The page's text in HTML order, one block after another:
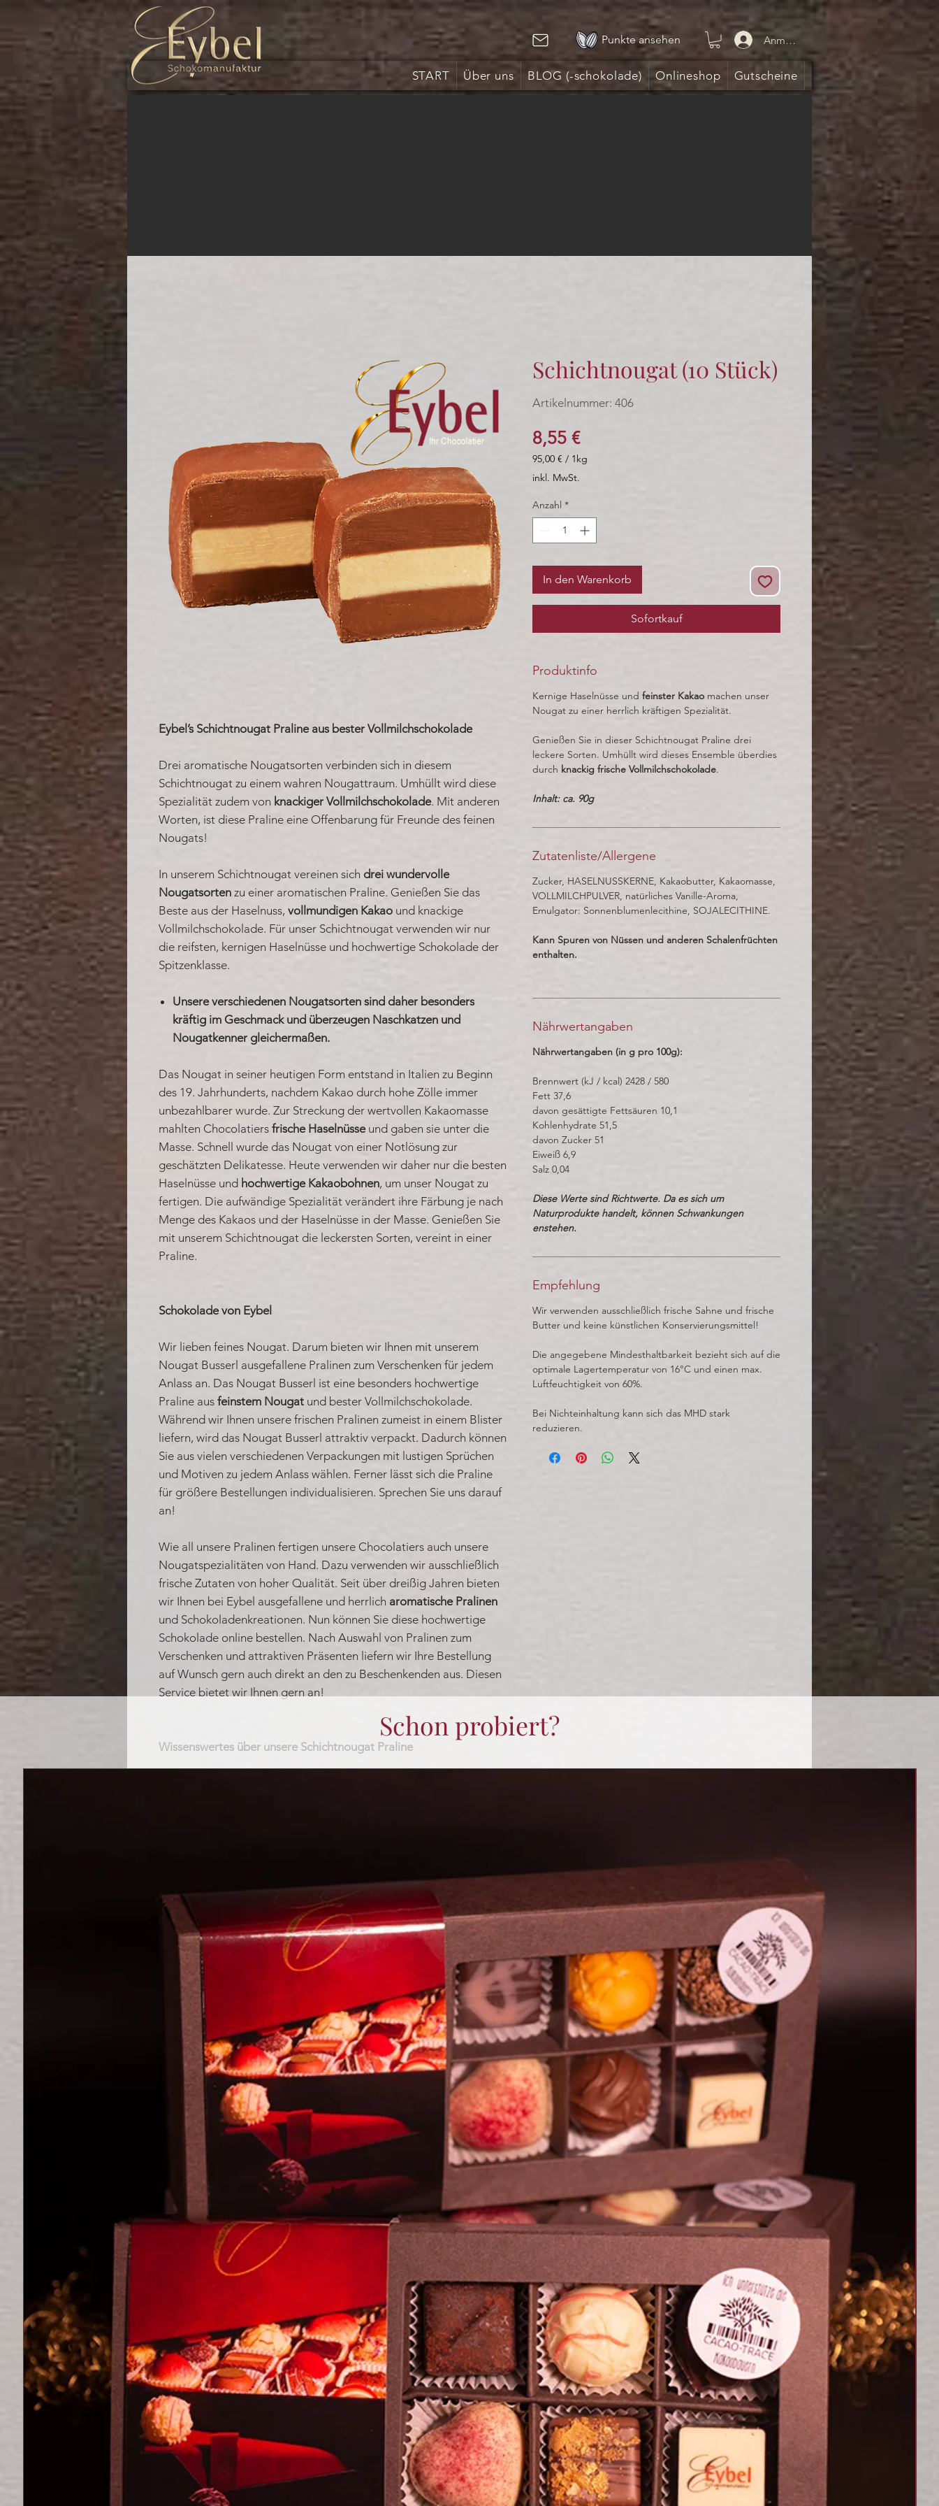
Punkte ansehen Anmelden
START Über uns BLOG (-schokolade) Onlineshop Gutscheine
Eybel’s Schichtnougat Praline aus bester Vollmilchschokolade
Drei aromatische Nougatsorten verbinden sich in diesem
Schichtnougat zu einem wahren Nougattraum. Umhüllt wird diese
Spezialität zudem von knackiger Vollmilchschokolade. Mit anderen
Worten, ist diese Praline eine Offenbarung für Freunde des feinen
Nougats!
In unserem Schichtnougat vereinen sich drei wundervolle
Nougatsorten zu einer aromatischen Praline. Genießen Sie das
Beste aus der Haselnuss, vollmundigen Kakao und knackige
Vollmilchschokolade. Für unser Schichtnougat verwenden wir nur
die reifsten, kernigen Haselnüsse und hochwertige Schokolade der
Spitzenklasse.
Unsere verschiedenen Nougatsorten sind daher besonders
kräftig im Geschmack und überzeugen Naschkatzen und
Nougatkenner gleichermaßen.
Das Nougat in seiner heutigen Form entstand in Italien zu Beginn
des 19. Jahrhunderts, nachdem Kakao durch hohe Zölle immer
unbezahlbarer wurde. Zur Streckung der wertvollen Kakaomasse
mahlten Chocolatiers frische Haselnüsseund gaben sie unter die
Masse. Schnell wurde das Nougat von einer Notlösung zur
geschätzten Delikatesse. Heute verwenden wir daher nur die besten
Haselnüsse und hochwertige Kakaobohnen, um unser Nougat zu
fertigen. Die aufwändige Spezialität verändert ihre Färbung je nach
Menge des Kakaos und der Haselnüsse in der Masse. Genießen Sie
mit unserem Schichtnougat die leckersten Sorten, vereint in einer
Praline.
Schokolade von Eybel
Wir lieben feines Nougat. Darum bieten wir Ihnen mit unserem
Nougat Busserl ausgefallene Pralinen zum Verschenken für jedem
Anlass an. Das Nougat Busserl ist eine besonders hochwertige
Praline aus feinstem Nougat und bester Vollmilchschokolade.
Während wir Ihnen unsere frischen Pralinen zumeist in einem Blister
liefern, wird das Nougat Busserl attraktiv verpackt. Dadurch können
Sie aus vielen verschiedenen Verpackungen mit lustigen Sprüchen
und Motiven zu jedem Anlass wählen. Ferner lässt sich die Praline
für größere Bestellungen individualisieren. Sprechen Sie uns darauf
an!
Wie all unsere Pralinen fertigen unsere Chocolatiers auch unsere
Nougatspezialitäten von Hand. Dazu verwenden wir ausschließlich
frische Zutaten von hoher Qualität. Seit über dreißig Jahren bieten
wir Ihnen bei Eybel ausgefallene und herrlich aromatische Pralinen
und Schokoladenkreationen. Nun können Sie diese hochwertige
Schokolade online bestellen. Nach Auswahl von Pralinen zum
Verschenken und attraktiven Präsenten liefern wir Ihre Bestellung
auf Wunsch gern auch direkt an den zu Beschenkenden aus. Diesen
Service bietet wir Ihnen gern an!
Wissenswertes über unsere Schichtnougat Praline
Schichtnougat (10 Stück)
Artikelnummer: 406
8,55 €Preis
95,00 € / 1kg
95,00 €
pro
Kilogramm
inkl. MwSt.
Anzahl *
In den Warenkorb
Sofortkauf
Produktinfo
Kernige Haselnüsse und feinster Kakao machen unser
Nougat zu einer herrlich kräftigen Spezialität.
Genießen Sie in dieser Schichtnougat Praline drei
leckere Sorten. Umhüllt wird dieses Ensemble überdies
durch knackig frische Vollmilchschokolade.
Inhalt: ca. 90g
Zutatenliste/Allergene
Zucker, HASELNUSSKERNE, Kakaobutter, Kakaomasse,
VOLLMILCHPULVER, natürliches Vanille-Aroma,
Emulgator: Sonnenblumenlecithine, SOJALECITHINE.
Kann Spuren von Nüssen und anderen Schalenfrüchten
enthalten.
Nährwertangaben
Nährwertangaben (in g pro 100g):
Brennwert (kJ / kcal) 2428 / 580
Fett 37,6
davon gesättigte Fettsäuren 10,1
Kohlenhydrate 51,5
davon Zucker 51
Eiweiß 6,9
Salz 0,04
Diese Werte sind Richtwerte. Da es sich um
Naturprodukte handelt, können Schwankungen
enstehen.
Empfehlung
Wir verwenden ausschließlich frische Sahne und frische
Butter und keine künstlichen Konservierungsmittel!
Die angegebene Mindesthaltbarkeit bezieht sich auf die
optimale Lagertemperatur von 16°C und einen max.
Luftfeuchtigkeit von 60%.
Bei Nichteinhaltung kann sich das MHD stark
reduzieren.
Noch keine Bewertungen vorhanden
Bewertung abgeben
Schon probiert?